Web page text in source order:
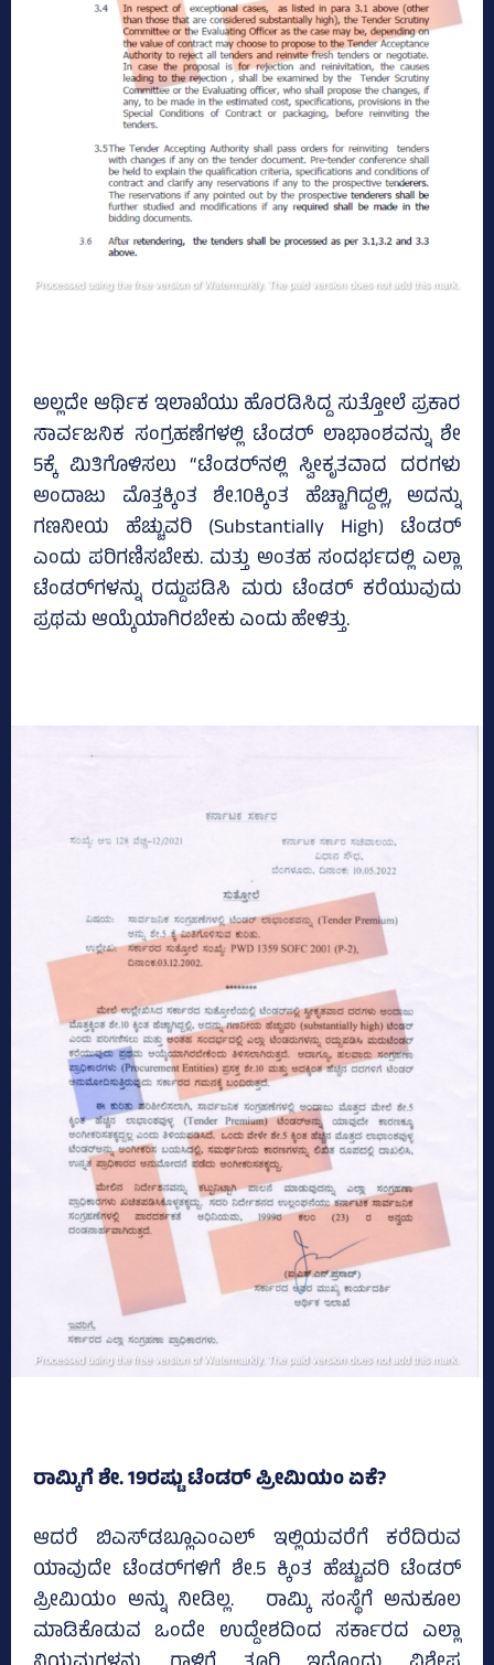
ಅಲ್ಲದೇ ಆರ್ಥಿಕ ಇಲಾಖೆಯು ಹೊರಡಿಸಿದ್ದ ಸುತ್ತೋಲೆ ಪ್ರಕಾರ
ಸಾರ್ವಜನಿಕ ಸಂಗ್ರಹಣೆಗಳಲ್ಲಿ ಟೆಂಡರ್ ಲಾಭಾಂಶವನ್ನು ಶೇ
5ಕ್ಕೆ ಮಿತಿಗೊಳಿಸಲು “ಟೆಂಡರ್‌ನಲ್ಲಿ ಸ್ವೀಕೃತವಾದ ದರಗಳು
ಅಂದಾಜು ಮೊತ್ತಕ್ಕಿಂತ ಶೇ.10ಕ್ಕಿಂತ ಹೆಚ್ಚಾಗಿದ್ದಲ್ಲಿ, ಅದನ್ನು
ಗಣನೀಯ ಹೆಚ್ಚುವರಿ (Substantially High) ಟೆಂಡರ್
ಎಂದು ಪರಿಗಣಿಸಬೇಕು. ಮತ್ತು ಅಂತಹ ಸಂದರ್ಭದಲ್ಲಿ ಎಲ್ಲಾ
ಟೆಂಡರ್‌ಗಳನ್ನು ರದ್ದುಪಡಿಸಿ ಮರು ಟೆಂಡರ್ ಕರೆಯುವುದು
ಪ್ರಥಮ ಆಯ್ಕೆಯಾಗಿರಬೇಕು ಎಂದು ಹೇಳಿತ್ತು.
ರಾಮ್ಕಿಗೆ ಶೇ. 19ರಷ್ಟು ಟೆಂಡರ್ ಪ್ರೀಮಿಯಂ ಏಕೆ?
ಆದರೆ ಬಿಎಸ್‌ಡಬ್ಲೂಎಂಎಲ್ ಇಲ್ಲಿಯವರೆಗೆ ಕರೆದಿರುವ
ಯಾವುದೇ ಟೆಂಡರ್‌ಗಳಿಗೆ ಶೇ.5 ಕ್ಕಿಂತ ಹೆಚ್ಚುವರಿ ಟೆಂಡರ್
ಪ್ರೀಮಿಯಂ ಅನ್ನು ನೀಡಿಲ್ಲ. ರಾಮ್ಕಿ ಸಂಸ್ಥೆಗೆ ಅನುಕೂಲ
ಮಾಡಿಕೊಡುವ ಒಂದೇ ಉದ್ದೇಶದಿಂದ ಸರ್ಕಾರದ ಎಲ್ಲಾ